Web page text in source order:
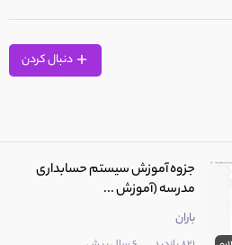
جزوه آموزش سیستم حسابداری
مدرسه (آموزش ...
باران